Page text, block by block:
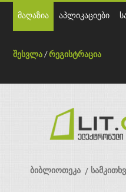
მაღაზია აპლიკაციები
შესვლა /რეგისტრაცია
ბიბლიოთეკა